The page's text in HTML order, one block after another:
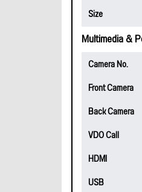
Size
Multimedia &
Camera No.
Front Camera
Back Camera
VDO Call
HDMI
USB